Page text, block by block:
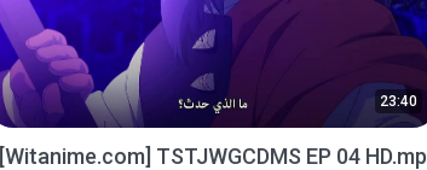
23:40
[Witanime.com] TSTJWGCDMS EP 04 HD.mp